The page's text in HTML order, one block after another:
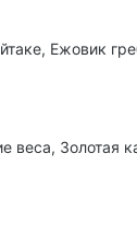
Ежовик
веса, Золотая